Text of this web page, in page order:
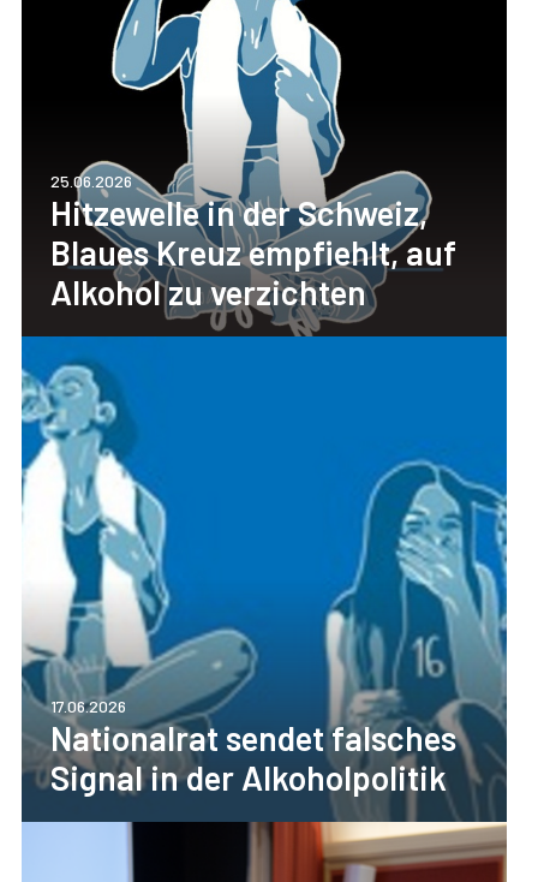
25.06.2026
Hitzewelle in der Schweiz,
Blaues Kreuz empfiehlt, auf
Alkohol zu verzichten
17.06.2026
Nationalrat sendet falsches
Signal in der Alkoholpolitik